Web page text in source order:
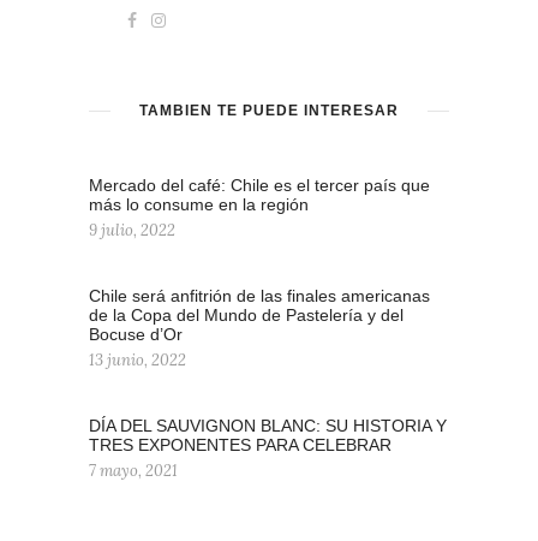
TAMBIÉN TE PUEDE INTERESAR
Mercado del café: Chile es el tercer país que
más lo consume en la región
9 julio, 2022
Chile será anfitrión de las finales americanas
de la Copa del Mundo de Pastelería y del
Bocuse d’Or
13 junio, 2022
DÍA DEL SAUVIGNON BLANC: SU HISTORIA Y
TRES EXPONENTES PARA CELEBRAR
7 mayo, 2021